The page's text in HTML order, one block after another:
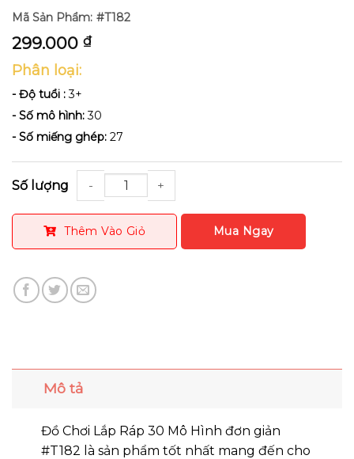
Mã Sản Phẩm: #T182
299.000 ₫
Phân loại:
- Độ tuổi :3+
- Số mô hình:30
- Số miếng ghép: 27
Số lượng
Thêm Vào Giỏ
Mô tả
Đồ Chơi Lắp Ráp 30 Mô Hình đơn giản
#T182 là sản phẩm tốt nhất mang đến cho